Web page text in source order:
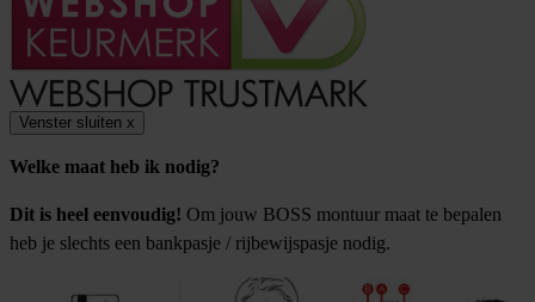
Venster sluiten x
Welke maat heb ik nodig?
Dit is heel eenvoudig! Om jouw BOSS montuur maat te bepalen
heb je slechts een bankpasje / rijbewijspasje nodig.